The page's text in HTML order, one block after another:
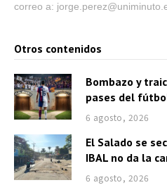
correo a:
Otros contenidos
Bombazo y
pases del
6 agosto, 2026
El Salado se
IBAL no da la
6 agosto, 2026